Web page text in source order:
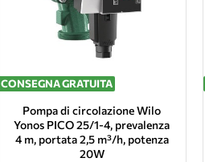
CONSEGNA GRATUITA
Pompa di circolazione Wilo
Yonos PICO 25/1-4, prevalenza
4 m, portata 2,5 m³/h, potenza
20W